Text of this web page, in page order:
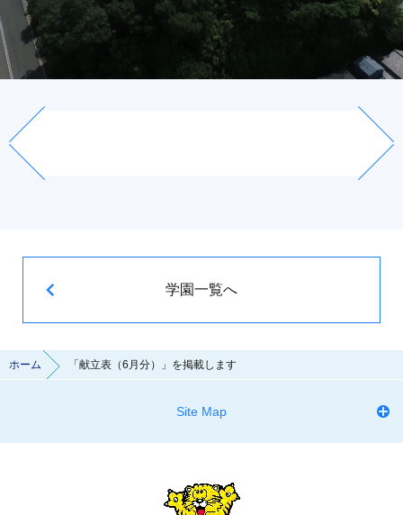
学園一覧へ
ホーム 「献立表（6月分）」を掲載します
Site Map